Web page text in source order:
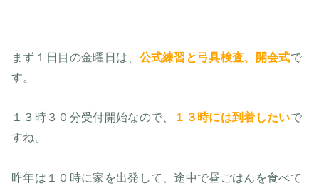
まず１日目の金曜日は、 公式練習と弓具検査、開会式で
す。
１３時３０分受付開始なので、 １３時には到着したいで
すね。
昨年は１０時に家を出発して、途中で昼ごはんを食べて